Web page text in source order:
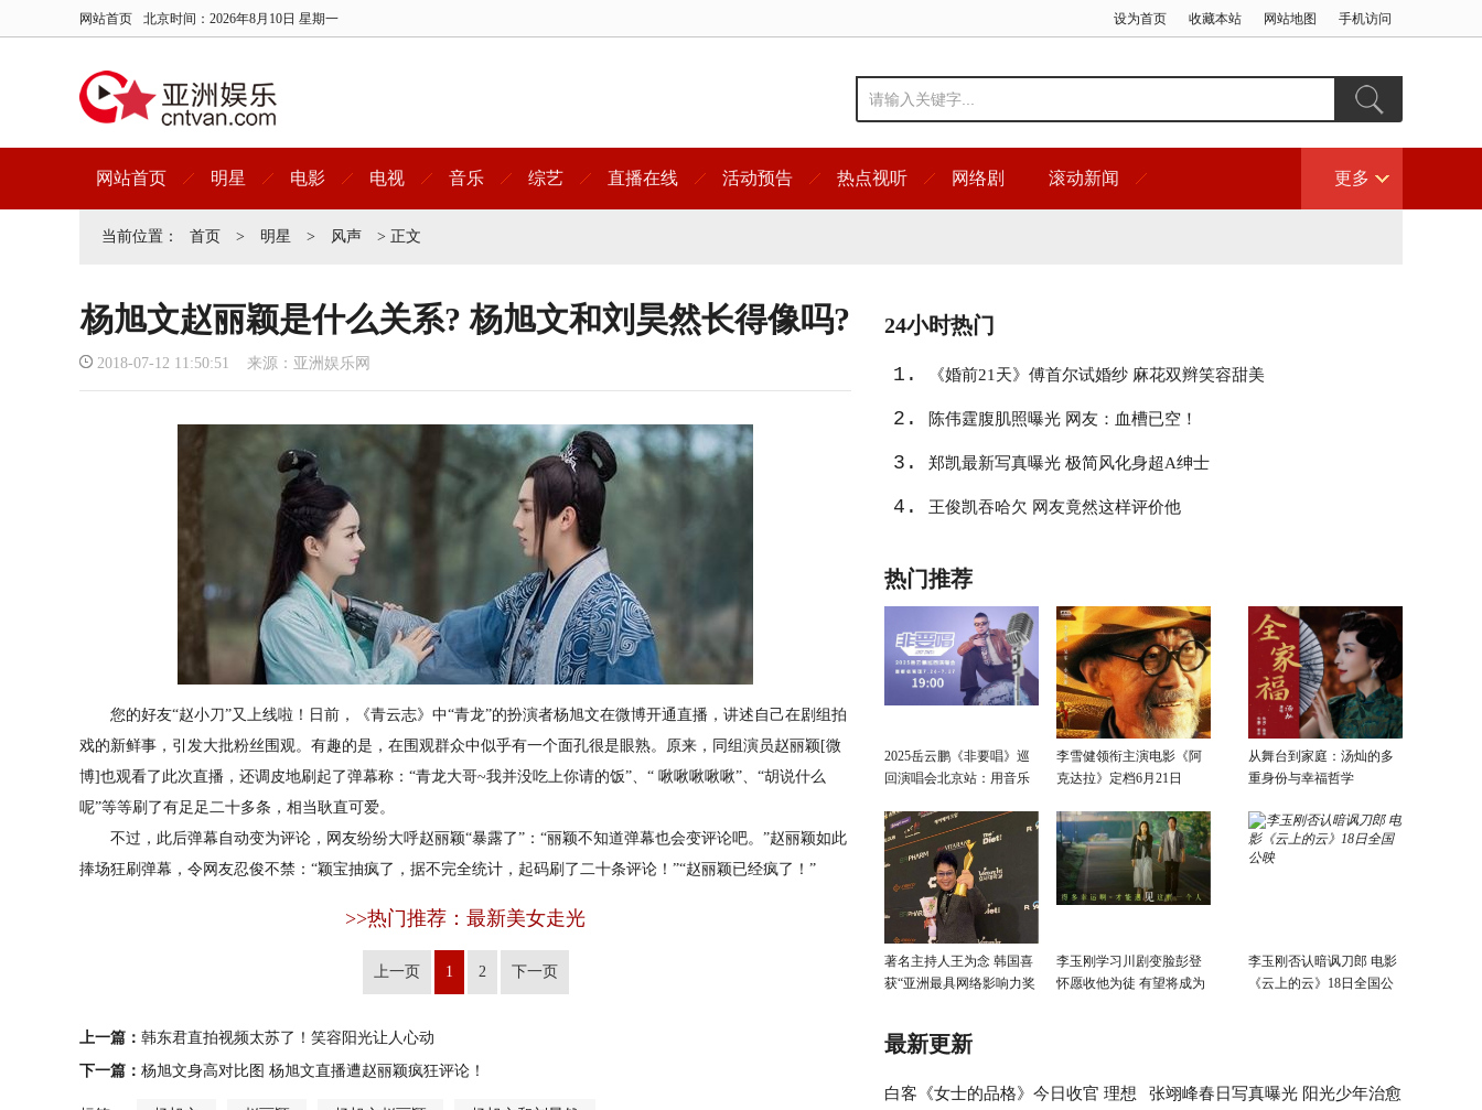
网站首页 北京时间： 2026年8月10日 星期一 设为首页 收藏本站 网站地图 手机访问
网站首页 明星 电影 电视 音乐 综艺 直播在线 活动预告 热点视听 网络剧 滚动新闻 更多
当前位置： 首页 > 明星 > 风声 > 正文
杨旭文赵丽颖是什么关系? 杨旭文和刘昊然长得像吗?
2018-07-12 11:50:51 来源：亚洲娱乐网
您的好友“赵小刀”又上线啦！日前，《青云志》中“青龙”的扮演者杨旭文在微博开通直播，讲述自己在剧组拍
戏的新鲜事，引发大批粉丝围观。有趣的是，在围观群众中似乎有一个面孔很是眼熟。原来，同组演员赵丽颖 [微
博]也观看了此次直播，还调皮地刷起了弹幕称：“青龙大哥~我并没吃上你请的饭”、“ 啾啾啾啾啾”、“胡说什么
呢”等等刷了有足足二十多条，相当耿直可爱。
不过，此后弹幕自动变为评论，网友纷纷大呼赵丽颖“暴露了”：“丽颖不知道弹幕也会变评论吧。”赵丽颖如此
捧场狂刷弹幕，令网友忍俊不禁：“颖宝抽疯了，据不完全统计，起码刷了二十条评论！”“赵丽颖已经疯了！”
>>热门推荐：最新美女走光
上一页 1 2 下一页
上一篇： 韩东君直拍视频太苏了！笑容阳光让人心动
下一篇： 杨旭文身高对比图 杨旭文直播遭赵丽颖疯狂评论！
24小时热门
1. 《婚前21天》傅首尔试婚纱 麻花双辫笑容甜美
2. 陈伟霆腹肌照曝光 网友：血槽已空！
3. 郑凯最新写真曝光 极简风化身超A绅士
4. 王俊凯吞哈欠 网友竟然这样评价他
热门推荐
2025岳云鹏《非要唱》巡
回演唱会北京站：用音乐
李雪健领衔主演电影《阿
克达拉》定档6月21日
从舞台到家庭：汤灿的多
重身份与幸福哲学
著名主持人王为念 韩国喜
获“亚洲最具网络影响力奖
李玉刚学习川剧变脸彭登
怀愿收他为徒 有望将成为
李玉刚否认暗讽刀郎 电影
《云上的云》18日全国公
最新更新
白客《女士的品格》今日收官 理想 张翊峰春日写真曝光 阳光少年治愈